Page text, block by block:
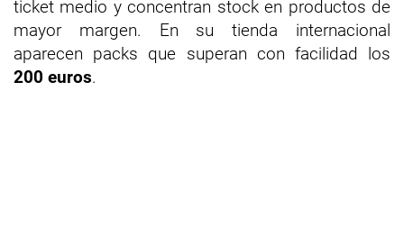
ticket medio y concentran stock en productos de
mayor margen. En su tienda internacional
aparecen packs que superan con facilidad los
200 euros.